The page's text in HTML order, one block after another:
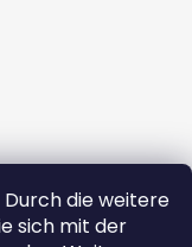
die weitere
sich mit der